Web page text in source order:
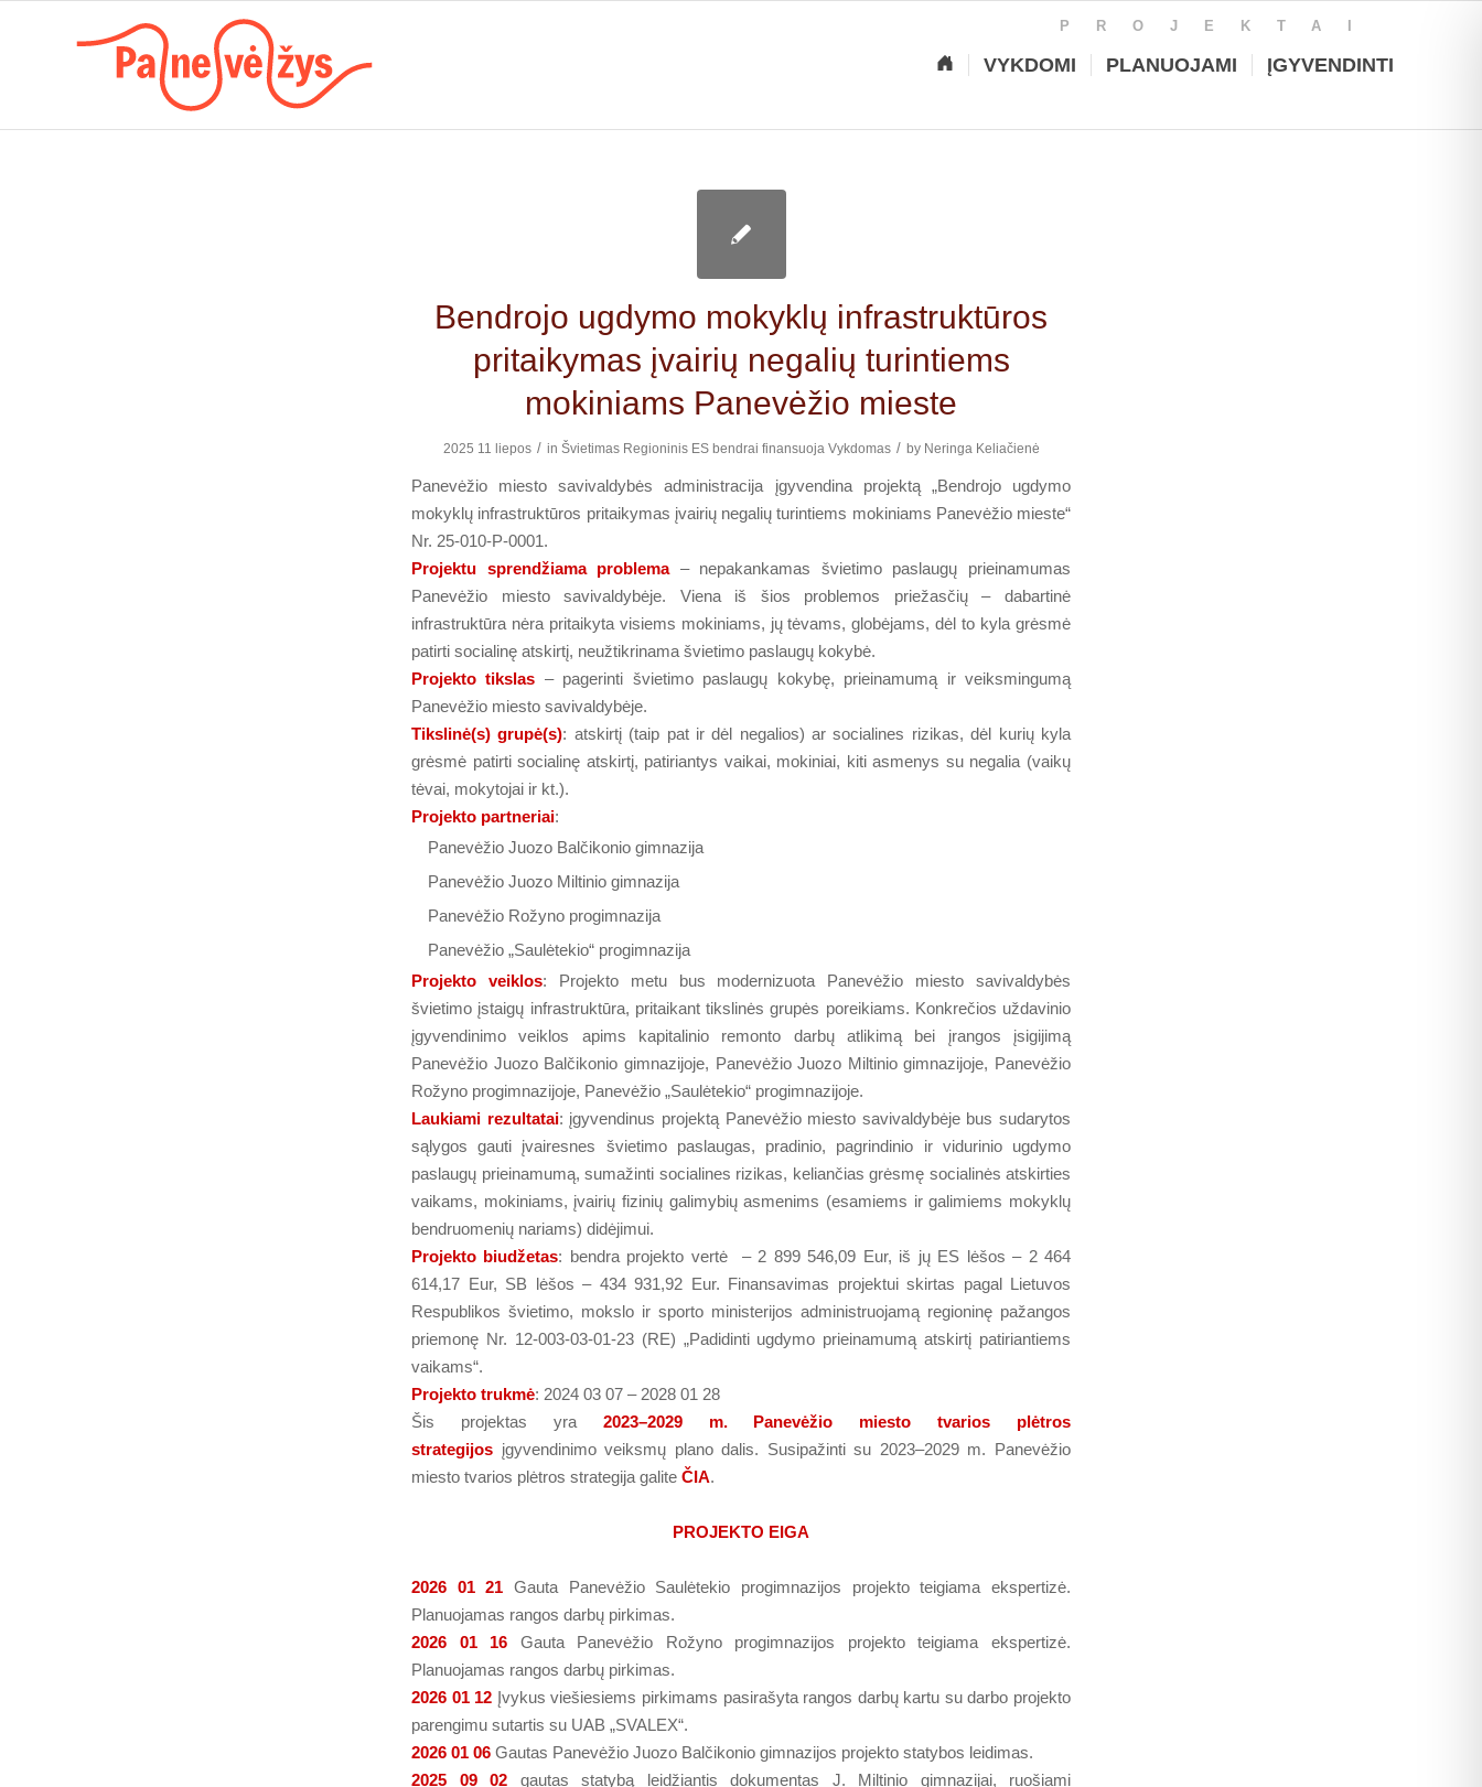
PROJEKTAI
VYKDOMI PLANUOJAMI ĮGYVENDINTI
Bendrojo ugdymo mokyklų infrastruktūros
pritaikymas įvairių negalių turintiems
mokiniams Panevėžio mieste
2025 11 liepos / in Švietimas Regioninis ES bendrai finansuoja Vykdomas / by Neringa Keliačienė
Panevėžio miesto savivaldybės administracija įgyvendina projektą „Bendrojo ugdymo
mokyklų infrastruktūros pritaikymas įvairių negalių turintiems mokiniams Panevėžio mieste“
Nr. 25-010-P-0001.
Projektu sprendžiama problema – nepakankamas švietimo paslaugų prieinamumas
Panevėžio miesto savivaldybėje. Viena iš šios problemos priežasčių – dabartinė
infrastruktūra nėra pritaikyta visiems mokiniams, jų tėvams, globėjams, dėl to kyla grėsmė
patirti socialinę atskirtį, neužtikrinama švietimo paslaugų kokybė.
Projekto tikslas – pagerinti švietimo paslaugų kokybę, prieinamumą ir veiksmingumą
Panevėžio miesto savivaldybėje.
Tikslinė(s) grupė(s): atskirtį (taip pat ir dėl negalios) ar socialines rizikas, dėl kurių kyla
grėsmė patirti socialinę atskirtį, patiriantys vaikai, mokiniai, kiti asmenys su negalia (vaikų
tėvai, mokytojai ir kt.).
Projekto partneriai:
Panevėžio Juozo Balčikonio gimnazija
Panevėžio Juozo Miltinio gimnazija
Panevėžio Rožyno progimnazija
Panevėžio „Saulėtekio“ progimnazija
Projekto veiklos: Projekto metu bus modernizuota Panevėžio miesto savivaldybės
švietimo įstaigų infrastruktūra, pritaikant tikslinės grupės poreikiams. Konkrečios uždavinio
įgyvendinimo veiklos apims kapitalinio remonto darbų atlikimą bei įrangos įsigijimą
Panevėžio Juozo Balčikonio gimnazijoje, Panevėžio Juozo Miltinio gimnazijoje, Panevėžio
Rožyno progimnazijoje, Panevėžio „Saulėtekio“ progimnazijoje.
Laukiami rezultatai: įgyvendinus projektą Panevėžio miesto savivaldybėje bus sudarytos
sąlygos gauti įvairesnes švietimo paslaugas, pradinio, pagrindinio ir vidurinio ugdymo
paslaugų prieinamumą, sumažinti socialines rizikas, keliančias grėsmę socialinės atskirties
vaikams, mokiniams, įvairių fizinių galimybių asmenims (esamiems ir galimiems mokyklų
bendruomenių nariams) didėjimui.
Projekto biudžetas: bendra projekto vertė – 2 899 546,09 Eur, iš jų ES lėšos – 2 464
614,17 Eur, SB lėšos – 434 931,92 Eur. Finansavimas projektui skirtas pagal Lietuvos
Respublikos švietimo, mokslo ir sporto ministerijos administruojamą regioninę pažangos
priemonę Nr. 12-003-03-01-23 (RE) „Padidinti ugdymo prieinamumą atskirtį patiriantiems
vaikams“.
Projekto trukmė: 2024 03 07 – 2028 01 28
Šis projektas yra 2023–2029 m. Panevėžio miesto tvarios plėtros
strategijos įgyvendinimo veiksmų plano dalis. Susipažinti su 2023–2029 m. Panevėžio
miesto tvarios plėtros strategija galite ČIA.
PROJEKTO EIGA
2026 01 21 Gauta Panevėžio Saulėtekio progimnazijos projekto teigiama ekspertizė.
Planuojamas rangos darbų pirkimas.
2026 01 16 Gauta Panevėžio Rožyno progimnazijos projekto teigiama ekspertizė.
Planuojamas rangos darbų pirkimas.
2026 01 12 Įvykus viešiesiems pirkimams pasirašyta rangos darbų kartu su darbo projekto
parengimu sutartis su UAB „SVALEX“.
2026 01 06 Gautas Panevėžio Juozo Balčikonio gimnazijos projekto statybos leidimas.
2025 09 02 gautas statybą leidžiantis dokumentas J. Miltinio gimnazijai, ruošiami